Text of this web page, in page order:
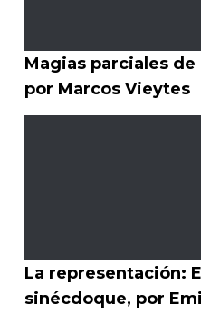
Magias parciales
por Marcos Vieytes
La representación:
sinécdoque, por